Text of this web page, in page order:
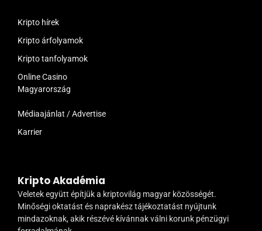
Kripto hírek
Kripto árfolyamok
Kripto tanfolyamok
Online Casino
Magyarország
Médiaajánlat / Advertise
Karrier
Kripto Akadémia
Veletek együtt építjük a kriptovilág magyar közösségét.
Minőségi oktatást és naprakész tájékoztatást nyújtunk
mindazoknak, akik részévé kívánnak válni korunk pénzügyi